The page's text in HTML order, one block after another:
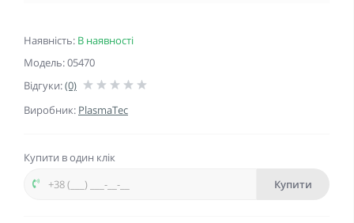
Наявність: В наявності
Модель: 05470
Відгуки:(0)
Виробник: PlasmaTec
Купити в один клік
Купити